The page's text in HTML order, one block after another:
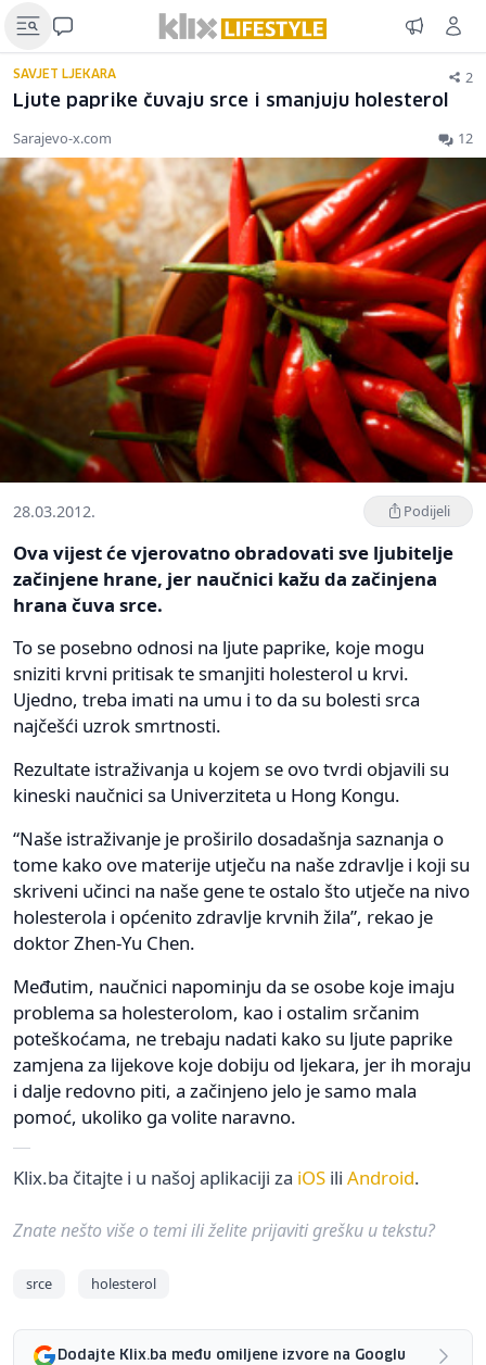
SAVJET LJEKARA 2
Ljute paprike čuvaju srce i smanjuju holesterol
Sarajevo-x.com 12
28.03.2012. Podijeli
Ova vijest će vjerovatno obradovati sve ljubitelje
začinjene hrane, jer naučnici kažu da začinjena
hrana čuva srce.
To se posebno odnosi na ljute paprike, koje mogu
sniziti krvni pritisak te smanjiti holesterol u krvi.
Ujedno, treba imati na umu i to da su bolesti srca
najčešći uzrok smrtnosti.
Rezultate istraživanja u kojem se ovo tvrdi objavili su
kineski naučnici sa Univerziteta u Hong Kongu.
“Naše istraživanje je proširilo dosadašnja saznanja o
tome kako ove materije utječu na naše zdravlje i koji su
skriveni učinci na naše gene te ostalo što utječe na nivo
holesterola i općenito zdravlje krvnih žila”, rekao je
doktor Zhen-Yu Chen.
Međutim, naučnici napominju da se osobe koje imaju
problema sa holesterolom, kao i ostalim srčanim
poteškoćama, ne trebaju nadati kako su ljute paprike
zamjena za lijekove koje dobiju od ljekara, jer ih moraju
i dalje redovno piti, a začinjeno jelo je samo mala
pomoć, ukoliko ga volite naravno.
Klix.ba čitajte i u našoj aplikaciji za iOS ili Android.
Znate nešto više o temi ili želite prijaviti grešku u tekstu?
srce holesterol
Dodajte Klix.ba među omiljene izvore na Googlu